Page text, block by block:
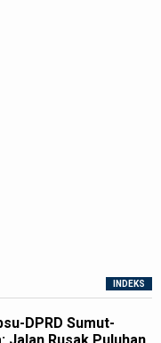
INDEKS
DPRD Sumut-